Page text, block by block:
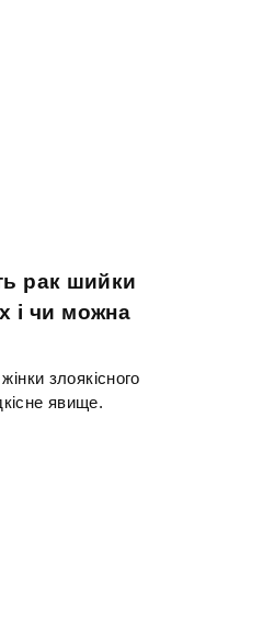
рак шийки
і чи можна
злоякісного
явище.